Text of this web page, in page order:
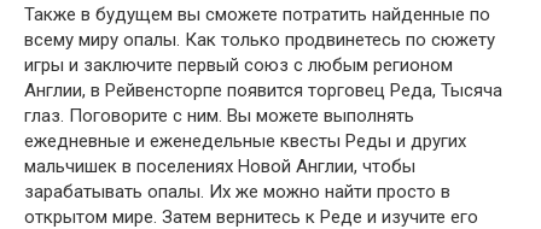
Также в будущем вы сможете потратить найденные по
всему миру опалы. Как только продвинетесь по сюжету
игры и заключите первый союз с любым регионом
Англии, в Рейвенсторпе появится торговец Реда, Тысяча
глаз. Поговорите с ним. Вы можете выполнять
ежедневные и еженедельные квесты Реды и других
мальчишек в поселениях Новой Англии, чтобы
зарабатывать опалы. Их же можно найти просто в
открытом мире. Затем вернитесь к Реде и изучите его